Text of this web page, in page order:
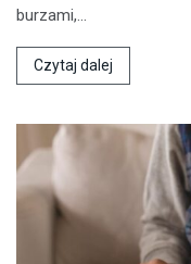
burzami,…
Czytaj dalej